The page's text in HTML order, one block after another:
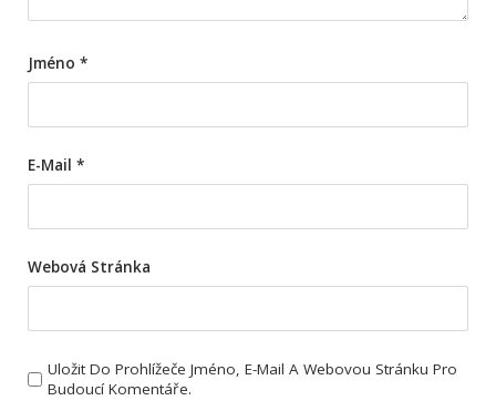
Jméno *
E-Mail *
Webová Stránka
Uložit Do Prohlížeče Jméno, E-Mail A Webovou Stránku Pro
Budoucí Komentáře.